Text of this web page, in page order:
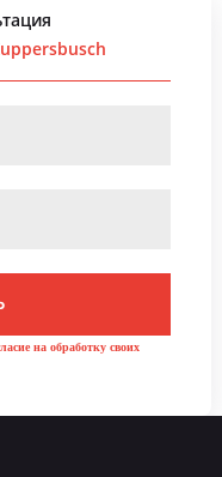
на обработку своих